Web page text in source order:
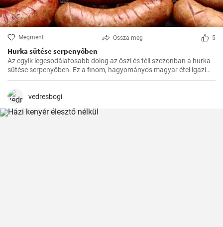
Megment Ossza meg 5
Hurka sütése serpenyőben
Az egyik legcsodálatosabb dolog az őszi és téli szezonban a hurka
sütése serpenyőben. Ez a finom, hagyományos magyar étel igazi
felmelegedést nyújt a hűvösebb hónapokban és nagyszerű
alkalmából.vedresbogi